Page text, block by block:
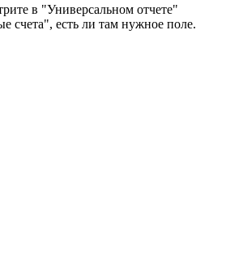
в "Универсальном отчете"
счета", есть ли там нужное поле.